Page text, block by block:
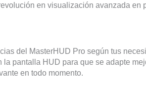
en visualización avanzada en
del MasterHUD Pro según tus
pantalla HUD para que se adapte
en todo momento.